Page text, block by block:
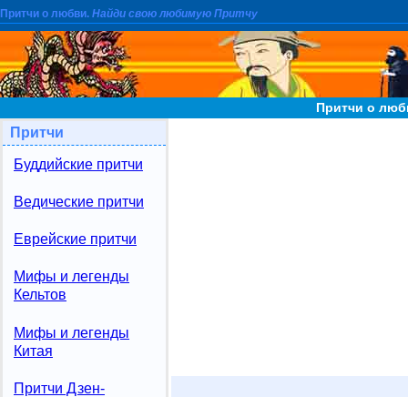
Притчи о любви. Найди свою любимую Притчу
Притчи о
Притчи
Буддийские притчи
Ведические притчи
Еврейские притчи
Мифы и легенды
Кельтов
Мифы и легенды
Китая
Притчи Дзен-